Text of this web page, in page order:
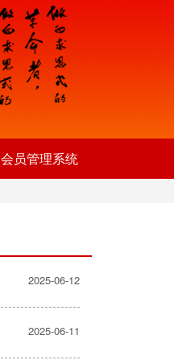
会员管理系统
2025-06-12
2025-06-11